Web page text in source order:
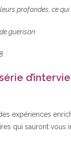
profondes, ce qui
guérison.
expériences
qui sauront vous